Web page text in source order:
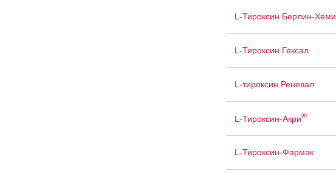
L-Тироксин Берлин-Хеми
L-Тироксин Гексал
L-тироксин Реневал
L-Тироксин-Акри®
L-Тироксин-Фармак